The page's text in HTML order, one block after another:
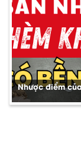
Nhược điểm